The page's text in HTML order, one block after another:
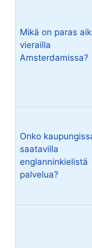
Mikä on paras
vierailla
Amsterdamissa?
Onko
saatavilla
englanninkielistä
palvelua?